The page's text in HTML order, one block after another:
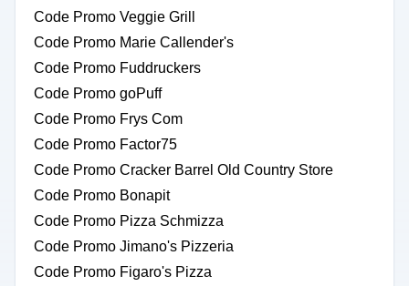
Code Promo Veggie Grill
Code Promo Marie Callender's
Code Promo Fuddruckers
Code Promo goPuff
Code Promo Frys Com
Code Promo Factor75
Code Promo Cracker Barrel Old Country Store
Code Promo Bonapit
Code Promo Pizza Schmizza
Code Promo Jimano's Pizzeria
Code Promo Figaro's Pizza